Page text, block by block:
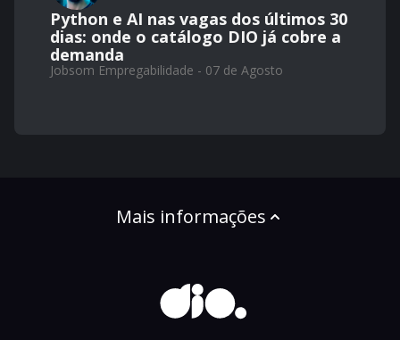
Python e AI nas vagas dos últimos 30
dias: onde o catálogo DIO já cobre a
demanda
Jobsom Empregabilidade - 07 de Agosto
Mais informações